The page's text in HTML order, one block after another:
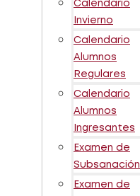
Calendario
Invierno
Calendario
Alumnos
Regulares
Calendario
Alumnos
Ingresantes
Examen de
Subsanación
Examen de